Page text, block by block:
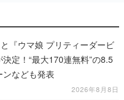
と『ウマ娘 プリティーダービ
定！“最大170連無料”の8.5
ンなども発表
2026年8月8日